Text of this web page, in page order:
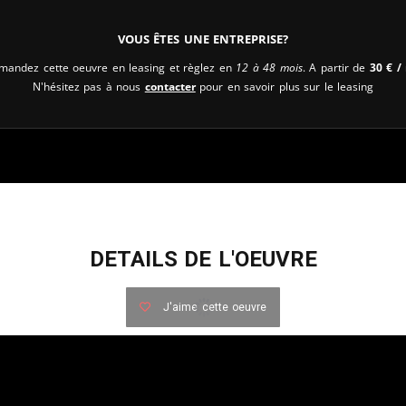
Vous êtes une entreprise?
cette oeuvre en leasing et règlez en 12 à 48 mois. A partir de 30 € /
N'hésitez pas à nous contacterpour en savoir plus sur le leasing
DETAILS DE L'OEUVRE
J'aime cette oeuvre